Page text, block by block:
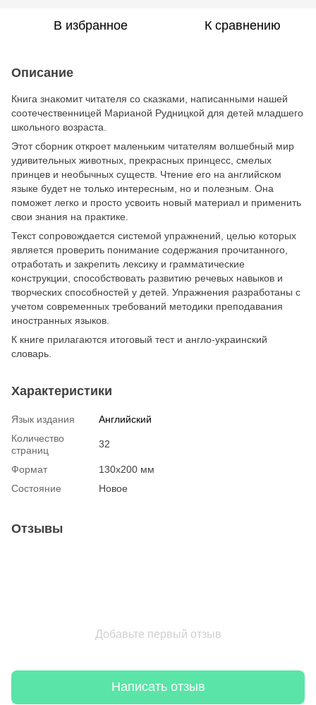
В избранное К сравнению
Описание
Книга знакомит читателя со сказками, написанными нашей
соотечественницей Марианой Рудницкой для детей младшего
школьного возраста.
Этот сборник откроет маленьким читателям волшебный мир
удивительных животных, прекрасных принцесс, смелых
принцев и необычных существ. Чтение его на английском
языке будет не только интересным, но и полезным. Она
поможет легко и просто усвоить новый материал и применить
свои знания на практике.
Текст сопровождается системой упражнений, целью которых
является проверить понимание содержания прочитанного,
отработать и закрепить лексику и грамматические
конструкции, способствовать развитию речевых навыков и
творческих способностей у детей. Упражнения разработаны с
учетом современных требований методики преподавания
иностранных языков.
К книге прилагаются итоговый тест и англо-украинский
словарь.
Характеристики
Язык издания
Английский
Количество
страниц
32
Формат
130х200 мм
Состояние
Новое
Отзывы
Добавьте первый отзыв
Написать отзыв